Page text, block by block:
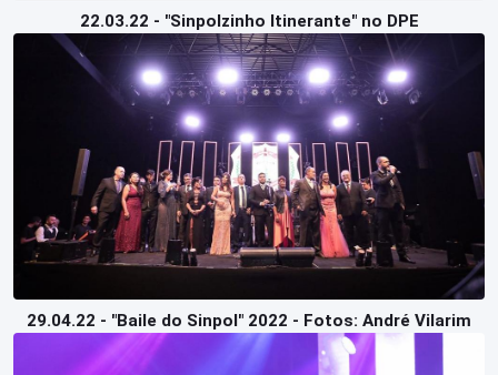
22.03.22 - "Sinpolzinho Itinerante" no DPE
29.04.22 - "Baile do Sinpol" 2022 - Fotos: André Vilarim